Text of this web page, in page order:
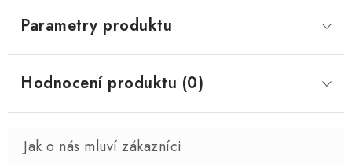
Parametry produktu
Hodnocení produktu (0)